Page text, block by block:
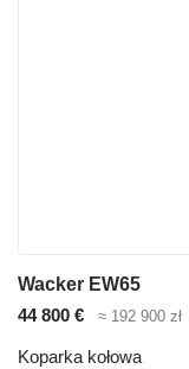
Wacker EW65
44 800 €
≈ 192 900 zł
Koparka kołowa